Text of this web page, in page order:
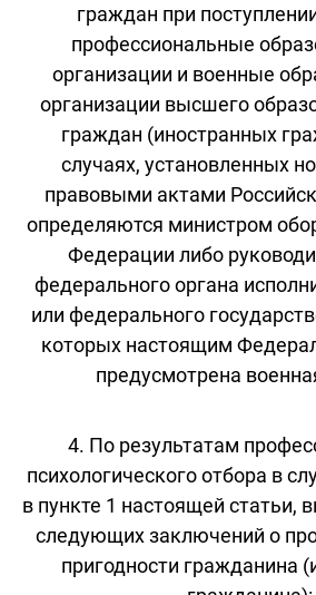
граждан при
профессиональные
организации и военные
организации высшего
граждан (иностранных
случаях, установленных
правовыми актами
определяются министром
Федерации либо
федерального органа
или федерального
которых настоящим
предусмотрена
4. По результатам
психологического отбора в
в пункте 1 настоящей статьи,
следующих заключений о
пригодности гражданина